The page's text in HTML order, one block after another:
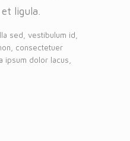
ligula.
sed, vestibulum id,
consectetuer
ipsum dolor lacus,